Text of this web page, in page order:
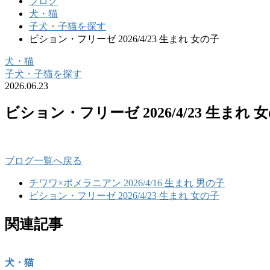
犬・猫
子犬・子猫を探す
ビション・フリーゼ 2026/4/23 生まれ 女の子
犬・猫
子犬・子猫を探す
2026.06.23
ビション・フリーゼ 2026/4/23 生まれ
ブログ一覧へ戻る
チワワ×ポメラニアン 2026/4/16 生まれ 男の子
ビション・フリーゼ 2026/4/23 生まれ 女の子
関連記事
犬・猫